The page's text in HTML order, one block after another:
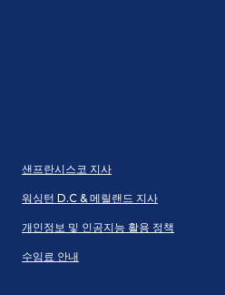
샌프란시스코 지사
워싱턴 D.C & 메릴랜드 지사
개인정보 및 인공지능 활용 정책
수임료 안내